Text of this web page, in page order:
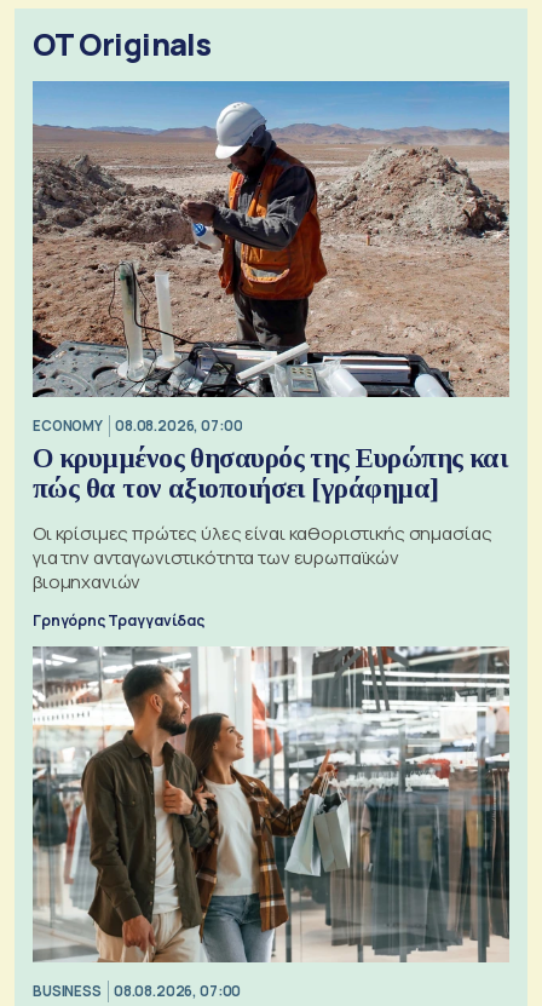
OT Originals
ECONOMY 08.08.2026, 07:00
Ο κρυμμένος θησαυρός της Ευρώπης και
πώς θα τον αξιοποιήσει [γράφημα]
Οι κρίσιμες πρώτες ύλες είναι καθοριστικής σημασίας
για την ανταγωνιστικότητα των ευρωπαϊκών
βιομηχανιών
Γρηγόρης Τραγγανίδας
BUSINESS 08.08.2026, 07:00